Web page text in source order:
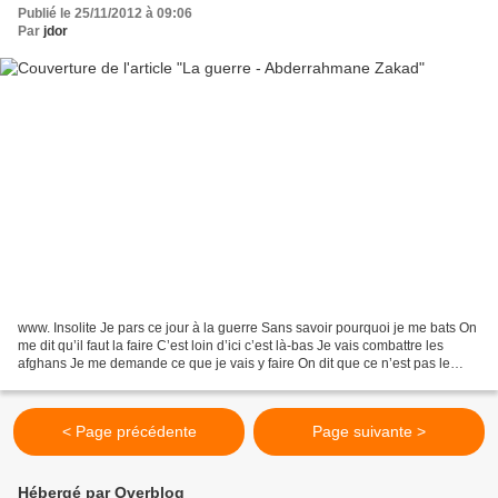
Publié le 25/11/2012 à 09:06
Par jdor
www. Insolite Je pars ce jour à la guerre Sans savoir pourquoi je me bats On
me dit qu’il faut la faire C’est loin d’ici c’est là-bas Je vais combattre les
afghans Je me demande ce que je vais y faire On dit que ce n’est pas le
< Page précédente Page suivante >
Hébergé par Overblog